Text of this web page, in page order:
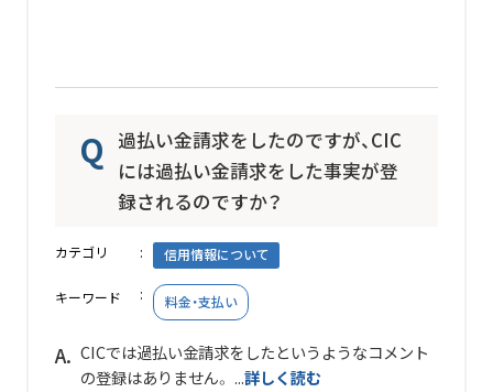
過払い金請求をしたのですが、CIC
には過払い金請求をした事実が登
録されるのですか？
カテゴリ 信用情報について
キーワード 料金・支払い
CICでは過払い金請求をしたというようなコメント
の登録はありません。 ...詳しく読む